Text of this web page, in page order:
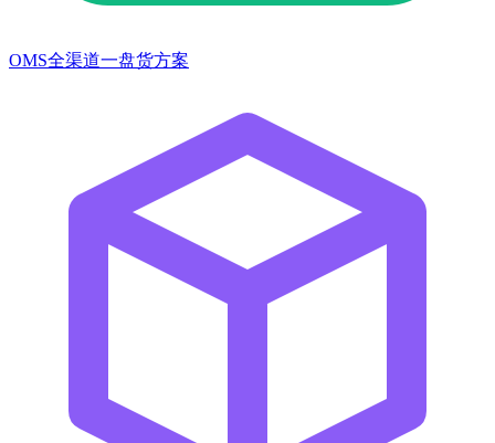
OMS全渠道一盘货方案